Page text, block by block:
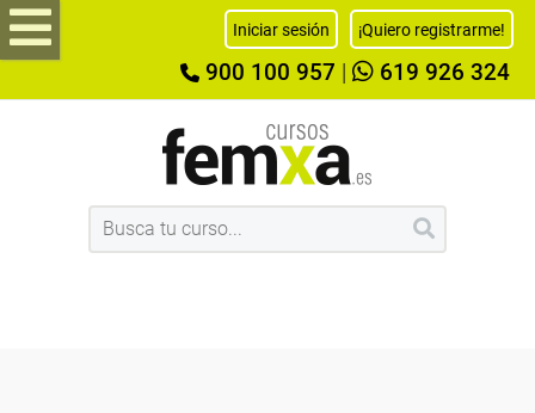
Iniciar sesión ¡Quiero registrarme!
900 100 957 619 926 324